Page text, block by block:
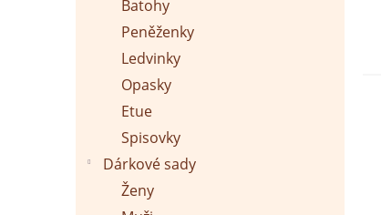
Batohy
Peněženky
Ledvinky
Opasky
Etue
Spisovky
Dárkové sady
Ženy